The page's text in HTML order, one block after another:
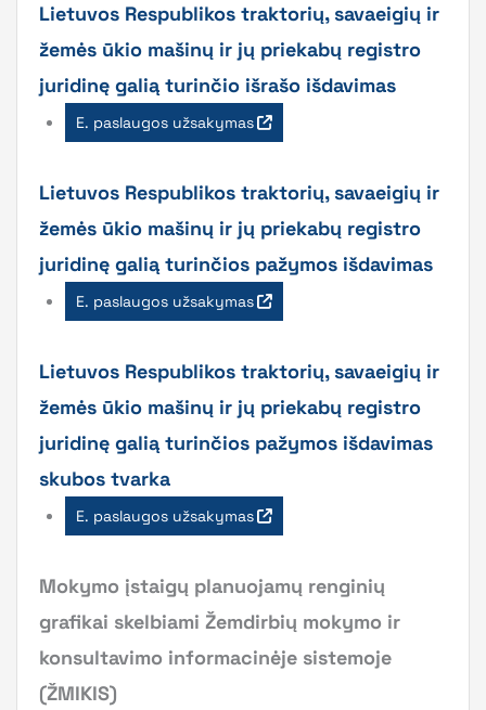
Lietuvos Respublikos traktorių, savaeigių ir
žemės ūkio mašinų ir jų priekabų registro
juridinę galią turinčio išrašo išdavimas
E. paslaugos užsakymas
Lietuvos Respublikos traktorių, savaeigių ir
žemės ūkio mašinų ir jų priekabų registro
juridinę galią turinčios pažymos išdavimas
E. paslaugos užsakymas
Lietuvos Respublikos traktorių, savaeigių ir
žemės ūkio mašinų ir jų priekabų registro
juridinę galią turinčios pažymos išdavimas
skubos tvarka
E. paslaugos užsakymas
Mokymo įstaigų planuojamų renginių
grafikai skelbiami Žemdirbių mokymo ir
konsultavimo informacinėje sistemoje
(ŽMIKIS)